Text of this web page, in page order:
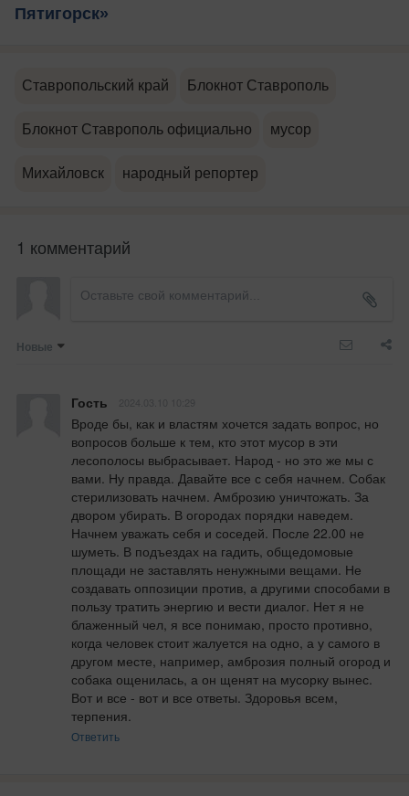
Пятигорск»
Ставропольский край Блокнот Ставрополь
Блокнот Ставрополь официально мусор
Михайловск народный репортер
1 комментарий
Новые
Гость
Вроде бы, как и властям хочется задать вопрос, но
вопросов больше к тем, кто этот мусор в эти
лесополосы выбрасывает. Народ - но это же мы с
вами. Ну правда. Давайте все с себя начнем. Собак
стерилизовать начнем. Амброзию уничтожать. За
двором убирать. В огородах порядки наведем.
Начнем уважать себя и соседей. После 22.00 не
шуметь. В подъездах на гадить, общедомовые
площади не заставлять ненужными вещами. Не
создавать оппозиции против, а другими способами в
пользу тратить энергию и вести диалог. Нет я не
блаженный чел, я все понимаю, просто противно,
когда человек стоит жалуется на одно, а у самого в
другом месте, например, амброзия полный огород и
собака ощенилась, а он щенят на мусорку вынес.
Вот и все - вот и все ответы. Здоровья всем,
терпения.
Ответить